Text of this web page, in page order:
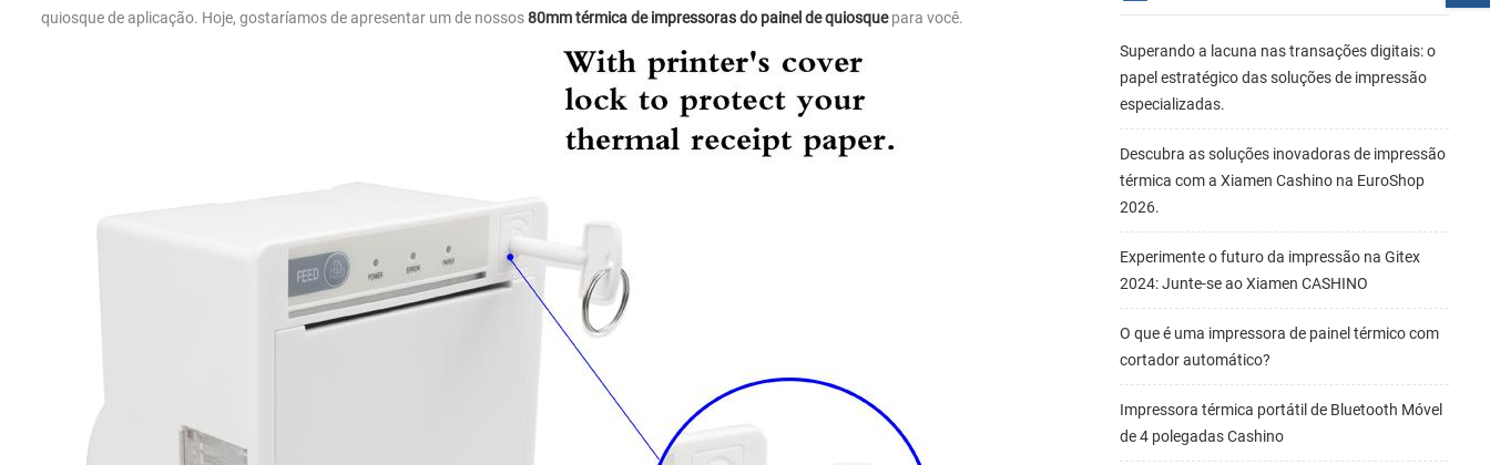
quiosque de aplicação. Hoje, gostaríamos de apresentar um de nossos80mm térmica de impressoras do painel de quiosquepara você.
Superando a lacuna nas transações digitais: o
papel estratégico das soluções de impressão
especializadas.
Descubra as soluções inovadoras de impressão
térmica com a Xiamen Cashino na EuroShop
2026.
Experimente o futuro da impressão na Gitex
2024: Junte-se ao Xiamen CASHINO
O que é uma impressora de painel térmico com
cortador automático?
Impressora térmica portátil de Bluetooth Móvel
de 4 polegadas Cashino